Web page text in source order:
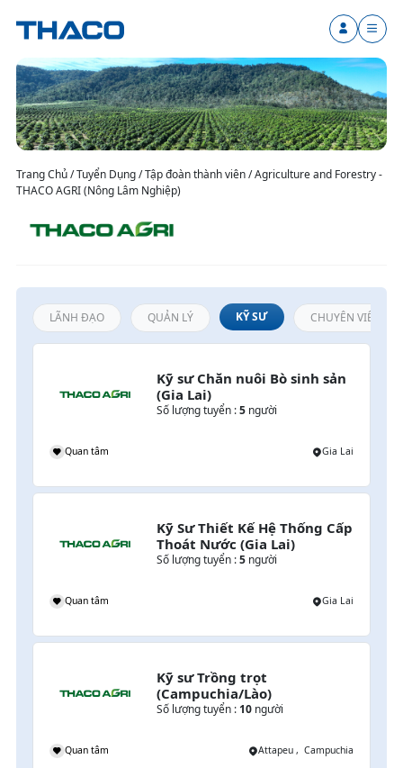
Trang Chủ / Tuyển Dụng / Tập đoàn thành viên / Agriculture and Forestry -
THACO AGRI (Nông Lâm Nghiệp)
LÃNH ĐẠO QUẢN LÝ KỸ SƯ CHUYÊN VIÊN /
Kỹ sư Chăn nuôi Bò sinh sản
(Gia Lai)
Số lượng tuyển :5người
Quan tâm Gia Lai
Kỹ Sư Thiết Kế Hệ Thống Cấp
Thoát Nước (Gia Lai)
Số lượng tuyển :5người
Quan tâm Gia Lai
Kỹ sư Trồng trọt
(Campuchia/Lào)
Số lượng tuyển : 10người
Quan tâm Attapeu , Campuchia